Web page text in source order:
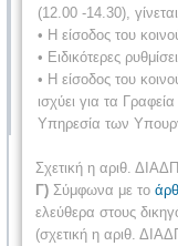
(12.00 -14.30),
• Η είσοδος του
• Ειδικότερες
• Η είσοδος του
ισχύει για τα
Υπηρεσία των
Σχετική η αριθ.
Γ) Σύμφωνα με το
ελεύθερα στους
(σχετική η αριθ.